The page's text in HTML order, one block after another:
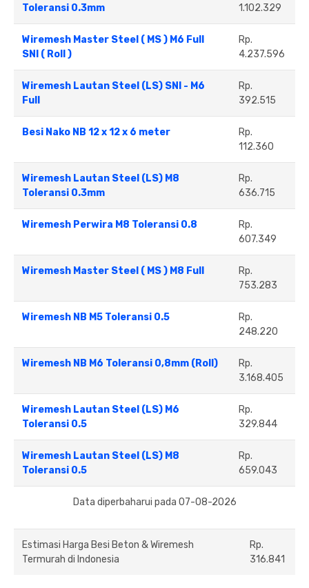
Toleransi 0.3mm
1.102.329
Wiremesh Master Steel ( MS ) M6 Full
SNI ( Roll )
Rp.
4.237.596
Wiremesh Lautan Steel (LS) SNI - M6
Full
Rp.
392.515
Besi Nako NB 12 x 12 x 6 meter
Rp.
112.360
Wiremesh Lautan Steel (LS) M8
Toleransi 0.3mm
Rp.
636.715
Wiremesh Perwira M8 Toleransi 0.8
Rp.
607.349
Wiremesh Master Steel ( MS ) M8 Full
Rp.
753.283
Wiremesh NB M5 Toleransi 0.5
Rp.
248.220
Wiremesh NB M6 Toleransi 0,8mm (Roll)
Rp.
3.168.405
Wiremesh Lautan Steel (LS) M6
Toleransi 0.5
Rp.
329.844
Wiremesh Lautan Steel (LS) M8
Toleransi 0.5
Rp.
659.043
Data diperbaharui pada 07-08-2026
Estimasi Harga Besi Beton & Wiremesh
Termurah di Indonesia
Rp.
316.841